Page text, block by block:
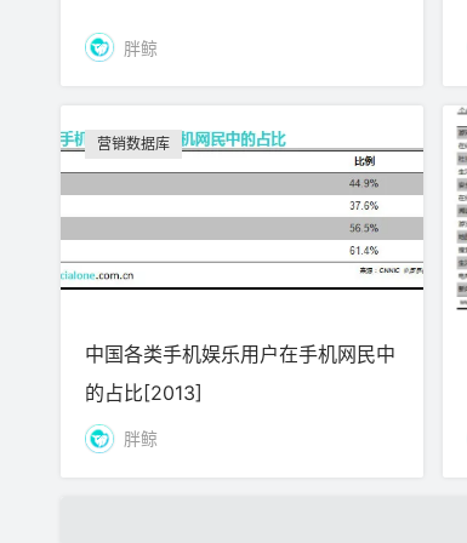
胖鲸
营销数据库
中国各类手机娱乐用户在手机网民中
的占比[2013]
胖鲸